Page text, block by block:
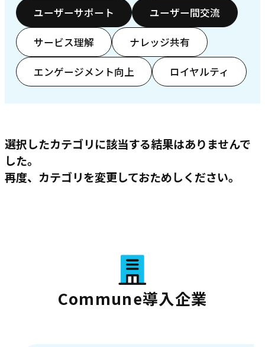
ユーザーサポート ユーザー間交流
サービス理解 ナレッジ共有
エンゲージメント向上 ロイヤルティ
選択したカテゴリに該当する結果はありませんで
した。
再度、カテゴリを変更しておためしください。
Commune導入企業